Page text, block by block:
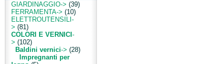
GIARDINAGGIO-> (39)
FERRAMENTA-> (10)
ELETTROUTENSILI-
> (81)
COLORI E VERNICI -
> (102)
Baldini vernici-> (28)
Impregnanti per